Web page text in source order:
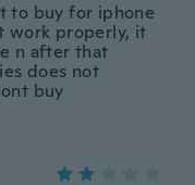
to buy for iphone
work properly, it
n after that
does not
buy